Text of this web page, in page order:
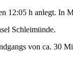
12:05 h anlegt. In
Schleimünde.
von ca. 30